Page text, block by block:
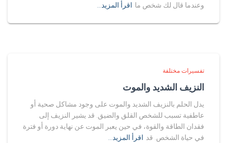
وعندما قال لك شخص ما اقرأ المزيد…
تفسيرات مختلفة
النزيف الشديد والموت
يدل الحلم بالنزيف الشديد والموت على وجود مشاكل صحية أو
عاطفية تسبب للشخص القلق والضيق. قد يشير النزيف إلى
فقدان الطاقة والقوة، في حين يعبر الموت عن نهاية دورة أو فترة
في حياة الشخص. قد اقرأ المزيد…